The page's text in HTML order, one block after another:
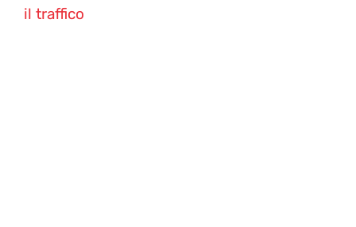
il traffico